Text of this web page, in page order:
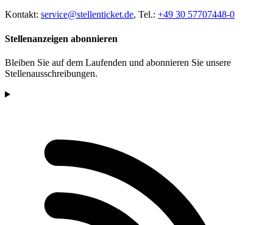
Kontakt: service@stellenticket.de, Tel.: +49 30 57707448-0
Stellenanzeigen abonnieren
Bleiben Sie auf dem Laufenden und abonnieren Sie unsere
Stellenausschreibungen.